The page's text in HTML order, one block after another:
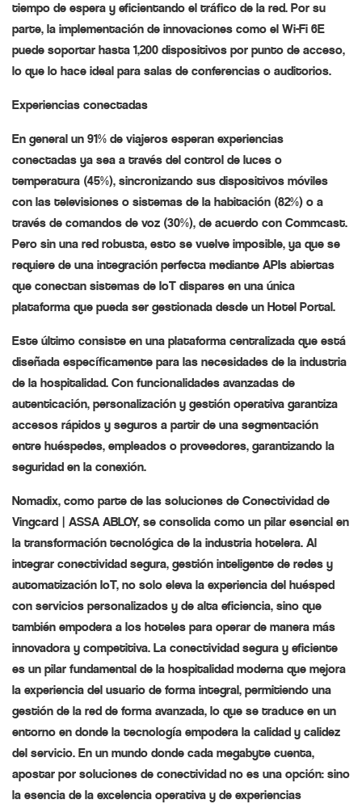
tiempo de espera y eficientando el tráfico de la red. Por su
parte, la implementación de innovaciones como el Wi-Fi 6E
puede soportar hasta 1,200 dispositivos por punto de acceso,
lo que lo hace ideal para salas de conferencias o auditorios.
Experiencias conectadas
En general un 91% de viajeros esperan experiencias
conectadas ya sea a través del control de luces o
temperatura (45%), sincronizando sus dispositivos móviles
con las televisiones o sistemas de la habitación (82%) o a
través de comandos de voz (30%), de acuerdo con Commcast.
Pero sin una red robusta, esto se vuelve imposible, ya que se
requiere de una integración perfecta mediante APIs abiertas
que conectan sistemas de IoT dispares en una única
plataforma que pueda ser gestionada desde un Hotel Portal.
Este último consiste en una plataforma centralizada que está
diseñada específicamente para las necesidades de la industria
de la hospitalidad. Con funcionalidades avanzadas de
autenticación, personalización y gestión operativa garantiza
accesos rápidos y seguros a partir de una segmentación
entre huéspedes, empleados o proveedores, garantizando la
seguridad en la conexión.
Nomadix, como parte de las soluciones de Conectividad de
Vingcard | ASSA ABLOY, se consolida como un pilar esencial en
la transformación tecnológica de la industria hotelera. Al
integrar conectividad segura, gestión inteligente de redes y
automatización IoT, no solo eleva la experiencia del huésped
con servicios personalizados y de alta eficiencia, sino que
también empodera a los hoteles para operar de manera más
innovadora y competitiva. La conectividad segura y eficiente
es un pilar fundamental de la hospitalidad moderna que mejora
la experiencia del usuario de forma integral, permitiendo una
gestión de la red de forma avanzada, lo que se traduce en un
entorno en donde la tecnología empodera la calidad y calidez
del servicio. En un mundo donde cada megabyte cuenta,
apostar por soluciones de conectividad no es una opción: sino
la esencia de la excelencia operativa y de experiencias